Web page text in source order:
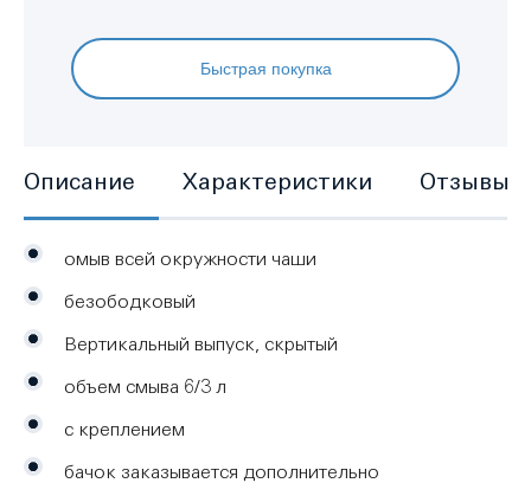
Быстрая покупка
Описание
омыв всей окружности чаши
безободковый
Вертикальный выпуск, скрытый
объем смыва 6/3 л
с креплением
бачок заказывается дополнительно
Характеристики Отзывы